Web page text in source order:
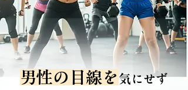
男性の目線を 気にせず